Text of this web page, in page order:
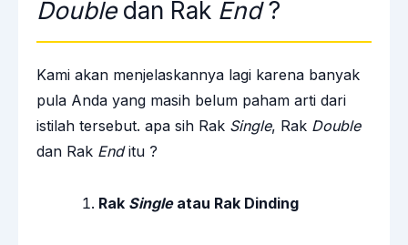
Doubledan Rak End?
Kami akan menjelaskannya lagi karena banyak
pula Anda yang masih belum paham arti dari
istilah tersebut. apa sih Rak Single, Rak Double
dan Rak Enditu ?
Rak Singleatau Rak Dinding